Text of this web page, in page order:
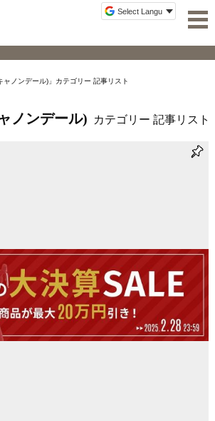
ャノンデール) 」カテゴリー 記事リスト
ノンデール) カテゴリー 記事リスト